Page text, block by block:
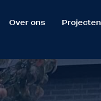
Over ons Projecten